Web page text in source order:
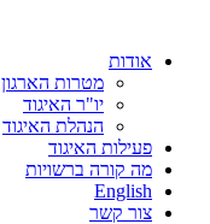
אודות
מטרות הארגון
יו"ר האיגוד
הנהלת האיגוד
פעילות האיגוד
מה קורה ברשויות
English
צור קשר